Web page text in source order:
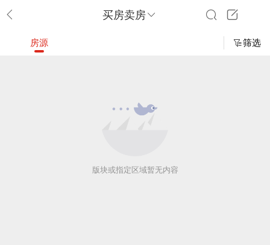
买房卖房
房源 筛选
版块或指定区域暂无内容